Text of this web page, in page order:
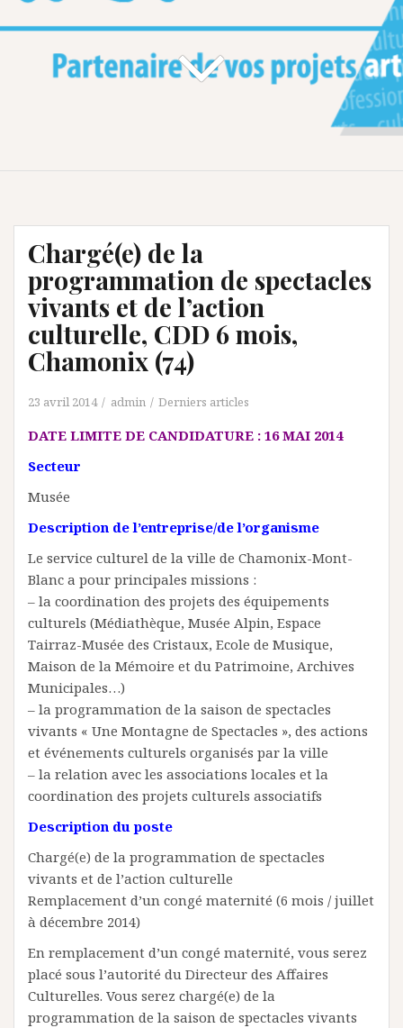
Chargé(e) de la
programmation de spectacles
vivants et de l’action
culturelle, CDD 6 mois,
Chamonix (74)
23 avril 2014 admin Derniers articles
DATE LIMITE DE CANDIDATURE : 16 MAI 2014
Secteur
Musée
Description de l’entreprise/de l’organisme
Le service culturel de la ville de Chamonix-Mont-
Blanc a pour principales missions :
– la coordination des projets des équipements
culturels (Médiathèque, Musée Alpin, Espace
Tairraz-Musée des Cristaux, Ecole de Musique,
Maison de la Mémoire et du Patrimoine, Archives
Municipales…)
– la programmation de la saison de spectacles
vivants « Une Montagne de Spectacles », des actions
et événements culturels organisés par la ville
– la relation avec les associations locales et la
coordination des projets culturels associatifs
Description du poste
Chargé(e) de la programmation de spectacles
vivants et de l’action culturelle
Remplacement d’un congé maternité (6 mois / juillet
à décembre 2014)
En remplacement d’un congé maternité, vous serez
placé sous l’autorité du Directeur des Affaires
Culturelles. Vous serez chargé(e) de la
programmation de la saison de spectacles vivants